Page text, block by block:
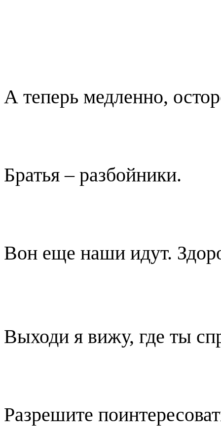
А теперь медленно,
Братья – разбойники.
Вон еще наши идут.
Выходи я вижу, где ты
Разрешите